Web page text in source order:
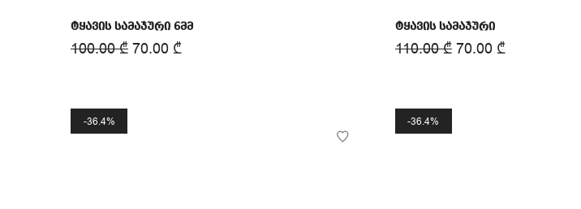
ტყავის სამაჯური 6მმ
100.00₾ 70.00 ₾
ტყავის სამაჯური
110.00₾ 70.00 ₾
36.4% 36.4%